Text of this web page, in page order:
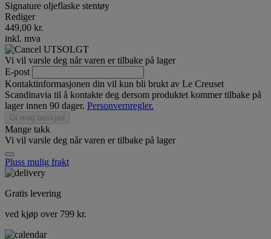
Signature oljeflaske stentøy
Rediger
449,00 kr.
inkl. mva
UTSOLGT
Vi vil varsle deg når varen er tilbake på lager
E-post
Kontaktinformasjonen din vil kun bli brukt av Le Creuset
Scandinavia til å kontakte deg dersom produktet kommer tilbake på
lager innen 90 dager. Personvernregler.
Gi meg beskjed
Mange takk
Vi vil varsle deg når varen er tilbake på lager
Pluss mulig frakt
Gratis levering
ved kjøp over 799 kr.